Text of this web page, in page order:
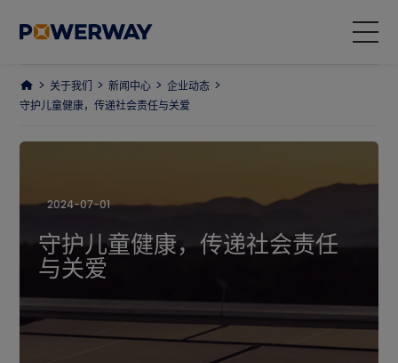
产品中心
解决方案
项目案例
为什么选择我们
关于我们
关于我们 新闻中心
企业动态
守护儿童健康，传递社会责任与关爱
2024-07-01
守护儿童健康，传递社会责任
与关爱